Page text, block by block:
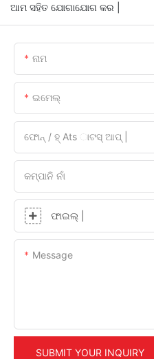
ଆମ ସହିତ ଯୋଗାଯୋଗ କର |
ନାମ
ଇମେଲ୍
ଫୋନ୍ / ହ୍ Ats ାଟସ୍ ଆପ୍ |
କମ୍ପାନି ନାଁ
ଫାଇଲ୍ |
Message
SUBMIT YOUR INQUIRY